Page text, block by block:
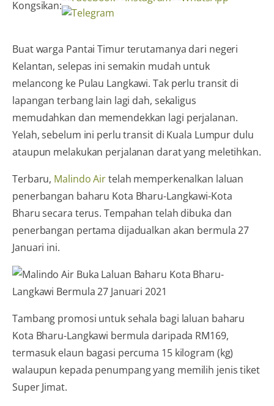
Kongsikan:
Buat warga Pantai Timur terutamanya dari negeri
Kelantan, selepas ini semakin mudah untuk
melancong ke Pulau Langkawi. Tak perlu transit di
lapangan terbang lain lagi dah, sekaligus
memudahkan dan memendekkan lagi perjalanan.
Yelah, sebelum ini perlu transit di Kuala Lumpur dulu
ataupun melakukan perjalanan darat yang meletihkan.
Terbaru, Malindo Airtelah memperkenalkan laluan
penerbangan baharu Kota Bharu-Langkawi-Kota
Bharu secara terus. Tempahan telah dibuka dan
penerbangan pertama dijadualkan akan bermula 27
Januari ini.
Tambang promosi untuk sehala bagi laluan baharu
Kota Bharu-Langkawi bermula daripada RM169,
termasuk elaun bagasi percuma 15 kilogram (kg)
walaupun kepada penumpang yang memilih jenis tiket
Super Jimat.